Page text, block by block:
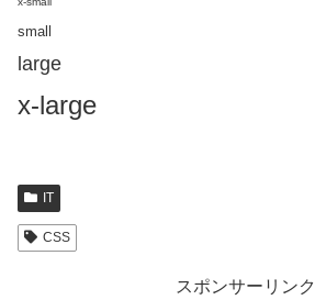
small
large
x-large
IT
CSS
スポンサーリンク